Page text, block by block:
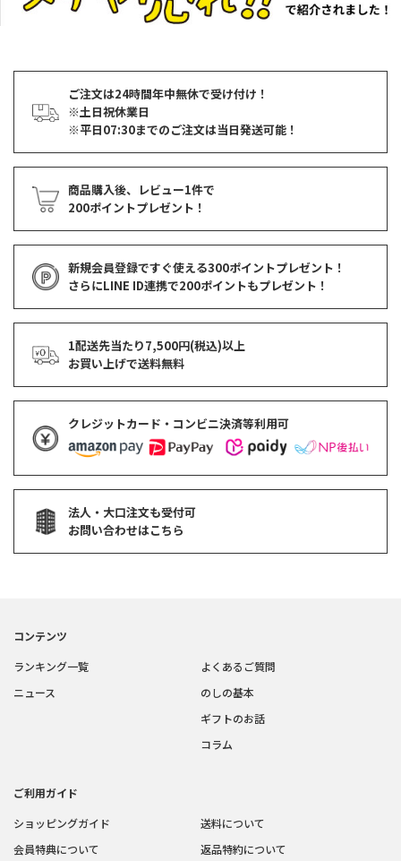
ご注文は24時間年中無休で受け付け！
※土日祝休業日
※平日07:30までのご注文は当日発送可能！
商品購入後、レビュー1件で
200ポイントプレゼント！
新規会員登録ですぐ使える300ポイントプレゼント！
さらにLINE ID連携で200ポイントもプレゼント！
1配送先当たり7,500円(税込)以上
お買い上げで送料無料
クレジットカード・コンビニ決済等利用可
法人・大口注文も受付可
お問い合わせはこちら
コンテンツ
ランキング一覧
ニュース
よくあるご質問
のしの基本
ギフトのお話
コラム
ご利用ガイド
ショッピングガイド
会員特典について
送料について
返品特約について